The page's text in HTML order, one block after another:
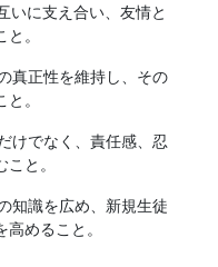
いに支え合い、友情と
。
真正性を維持し、その
。
けでなく、責任感、忍
と。
知識を広め、新規生徒
めること。